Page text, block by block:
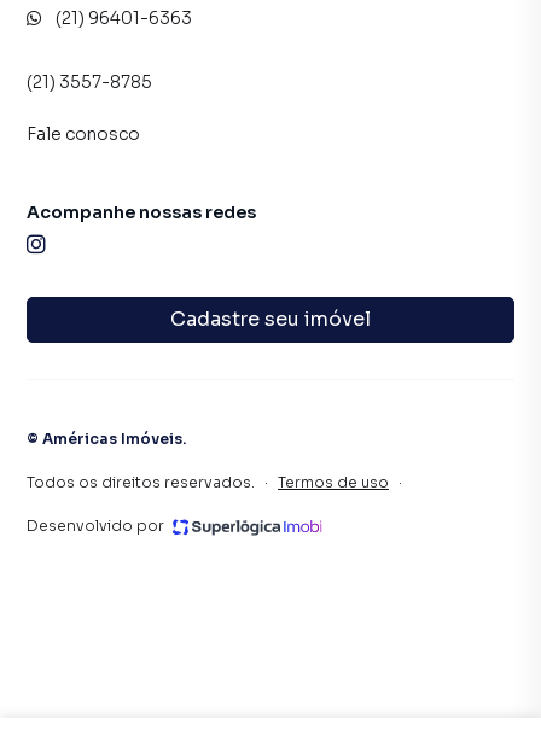
(21) 96401-6363
(21) 3557-8785
Fale conosco
Cadastre seu imóvel
Acompanhe nossas redes
© Américas Imóveis.
Todos os direitos reservados. · Termos de uso ·
Desenvolvido por